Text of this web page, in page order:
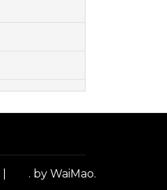
. by WaiMao.